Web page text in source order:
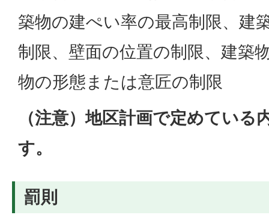
築物の建ぺい率の最高制限、建
制限、壁面の位置の制限、建築
物の形態または意匠の制限
（注意）地区計画で定めている
す。
罰則